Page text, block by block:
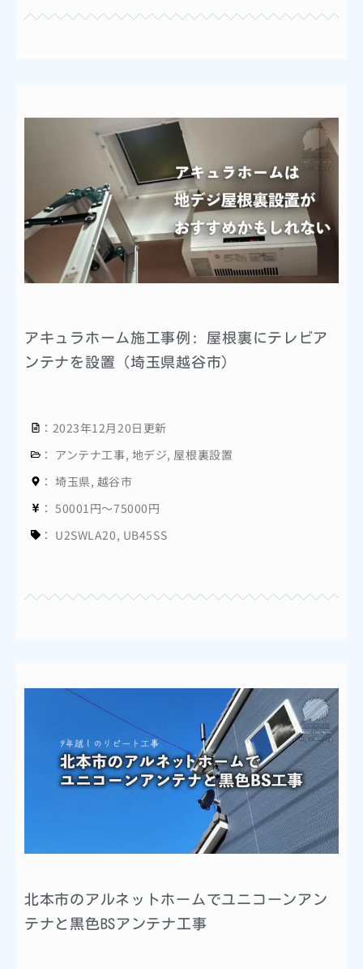
アキュラホーム施工事例: 屋根裏にテレビア
ンテナを設置（埼玉県越谷市）
：2023年12月20日更新
： アンテナ工事, 地デジ, 屋根裏設置
： 埼玉県, 越谷市
： 50001円～75000円
： U2SWLA20, UB45SS
北本市のアルネットホームでユニコーンアン
テナと黒色BSアンテナ工事